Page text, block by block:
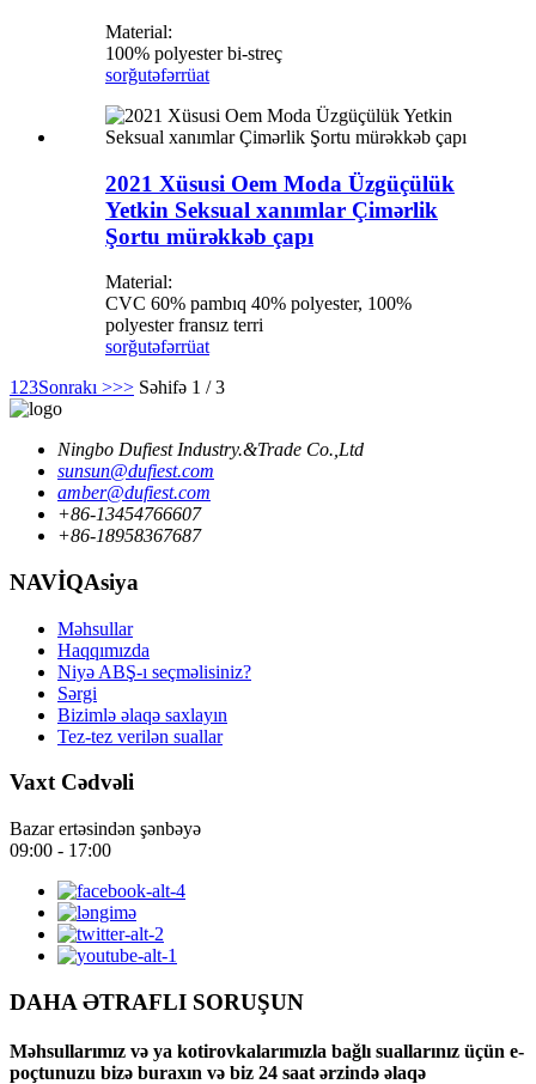
Material:
100% polyester bi-streç
sorğutəfərrüat
2021 Xüsusi Oem Moda Üzgüçülük
Yetkin Seksual xanımlar Çimərlik
Şortu mürəkkəb çapı
Material:
CVC 60% pambıq 40% polyester, 100%
polyester fransız terri
sorğutəfərrüat
1 23Sonrakı >>> Səhifə 1 / 3
Ningbo Dufiest Industry.&Trade Co.,Ltd
sunsun@dufiest.com
amber@dufiest.com
+86-13454766607
+86-18958367687
NAVİQAsiya
Məhsullar
Haqqımızda
Niyə ABŞ-ı seçməlisiniz?
Sərgi
Bizimlə əlaqə saxlayın
Tez-tez verilən suallar
Vaxt Cədvəli
Bazar ertəsindən şənbəyə
09:00 - 17:00
DAHA ƏTRAFLI SORUŞUN
Məhsullarımız və ya kotirovkalarımızla bağlı suallarınız üçün e-
poçtunuzu bizə buraxın və biz 24 saat ərzində əlaqə